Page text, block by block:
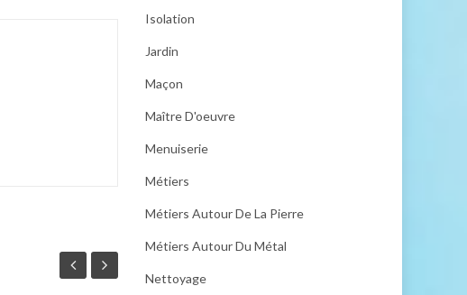
Isolation
Jardin
Maçon
Maître D'oeuvre
Menuiserie
Métiers
Métiers Autour De La Pierre
Métiers Autour Du Métal
Nettoyage